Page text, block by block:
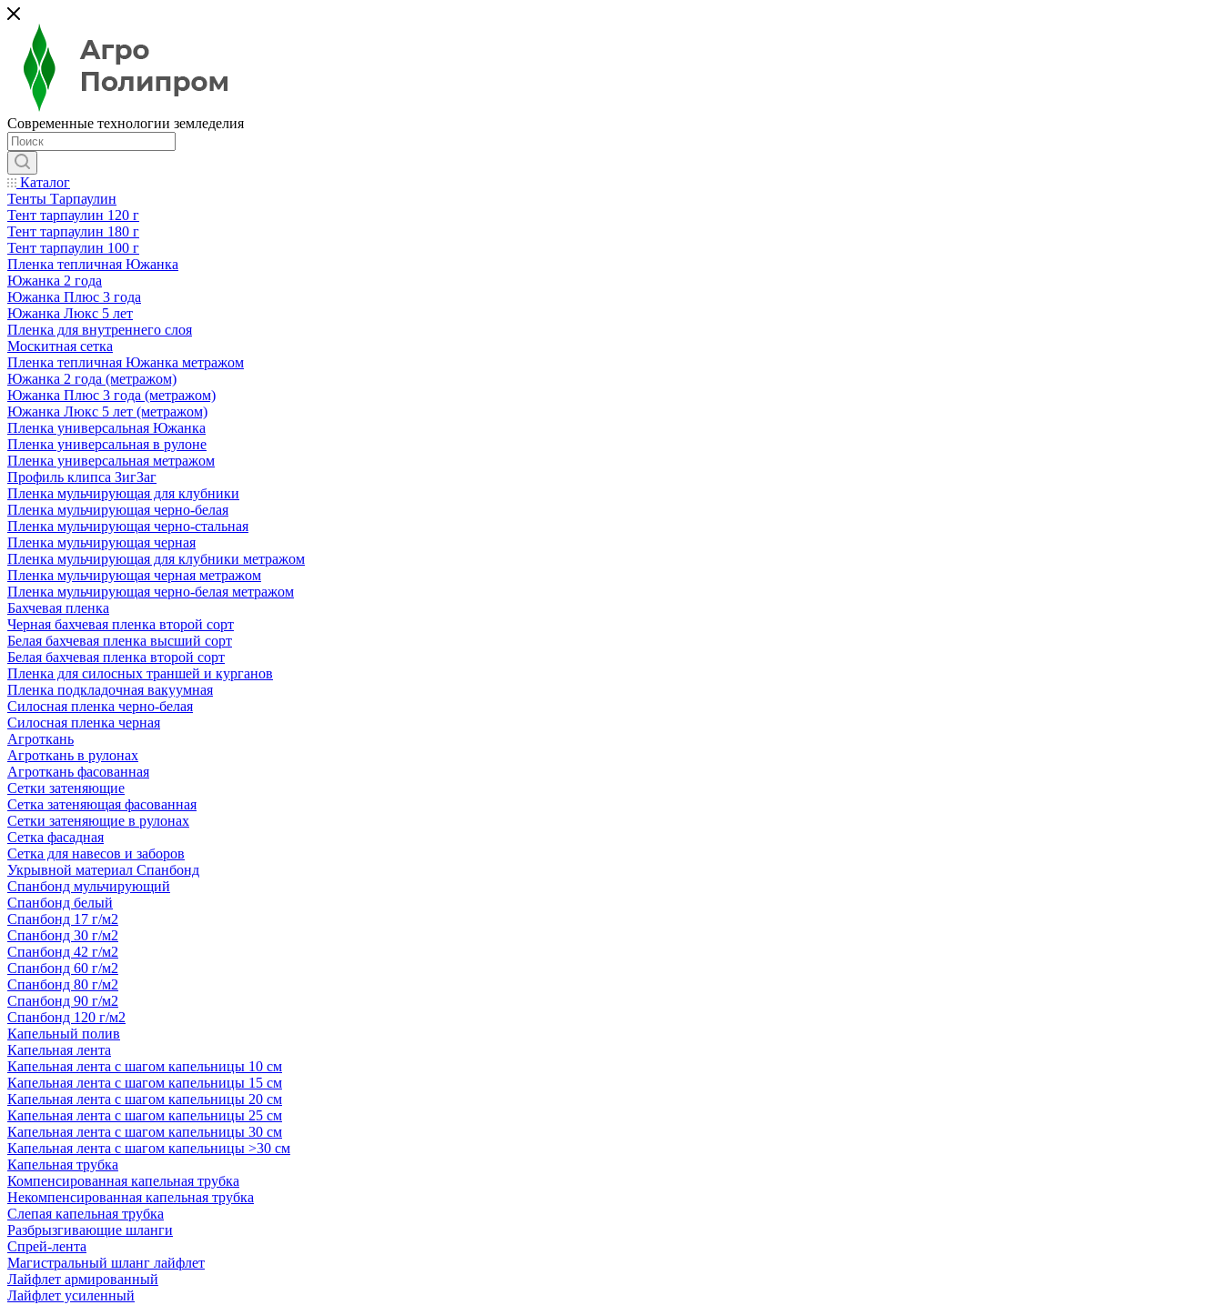
Современные технологии земледелия
Каталог
Тенты Тарпаулин
Тент тарпаулин 120 г
Тент тарпаулин 180 г
Тент тарпаулин 100 г
Пленка тепличная Южанка
Южанка 2 года
Южанка Плюс 3 года
Южанка Люкс 5 лет
Пленка для внутреннего слоя
Москитная сетка
Пленка тепличная Южанка метражом
Южанка 2 года (метражом)
Южанка Плюс 3 года (метражом)
Южанка Люкс 5 лет (метражом)
Пленка универсальная Южанка
Пленка универсальная в рулоне
Пленка универсальная метражом
Профиль клипса ЗигЗаг
Пленка мульчирующая для клубники
Пленка мульчирующая черно-белая
Пленка мульчирующая черно-стальная
Пленка мульчирующая черная
Пленка мульчирующая для клубники метражом
Пленка мульчирующая черная метражом
Пленка мульчирующая черно-белая метражом
Бахчевая пленка
Черная бахчевая пленка второй сорт
Белая бахчевая пленка высший сорт
Белая бахчевая пленка второй сорт
Пленка для силосных траншей и курганов
Пленка подкладочная вакуумная
Силосная пленка черно-белая
Силосная пленка черная
Агроткань
Агроткань в рулонах
Агроткань фасованная
Сетки затеняющие
Сетка затеняющая фасованная
Сетки затеняющие в рулонах
Сетка фасадная
Сетка для навесов и заборов
Укрывной материал Спанбонд
Спанбонд мульчирующий
Спанбонд белый
Спанбонд 17 г/м2
Спанбонд 30 г/м2
Спанбонд 42 г/м2
Спанбонд 60 г/м2
Спанбонд 80 г/м2
Спанбонд 90 г/м2
Спанбонд 120 г/м2
Капельный полив
Капельная лента
Капельная лента с шагом капельницы 10 см
Капельная лента с шагом капельницы 15 см
Капельная лента с шагом капельницы 20 см
Капельная лента с шагом капельницы 25 см
Капельная лента с шагом капельницы 30 см
Капельная лента с шагом капельницы >30 см
Капельная трубка
Компенсированная капельная трубка
Некомпенсированная капельная трубка
Слепая капельная трубка
Разбрызгивающие шланги
Спрей-лента
Магистральный шланг лайфлет
Лайфлет армированный
Лайфлет усиленный